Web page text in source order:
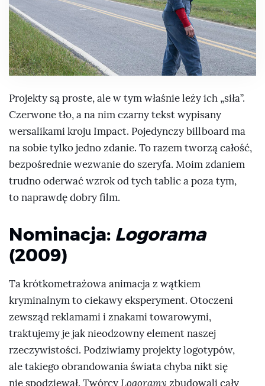
Projekty są proste, ale w tym właśnie leży ich „siła”.
Czerwone tło, a na nim czarny tekst wypisany
wersalikami kroju Impact. Pojedynczy billboard ma
na sobie tylko jedno zdanie. To razem tworzą całość,
bezpośrednie wezwanie do szeryfa. Moim zdaniem
trudno oderwać wzrok od tych tablic a poza tym,
to naprawdę dobry film.
Nominacja: Logorama
(2009)
Ta krótkometrażowa animacja z wątkiem
kryminalnym to ciekawy eksperyment. Otoczeni
zewsząd reklamami i znakami towarowymi,
traktujemy je jak nieodzowny element naszej
rzeczywistości. Podziwiamy projekty logotypów,
ale takiego obrandowania świata chyba nikt się